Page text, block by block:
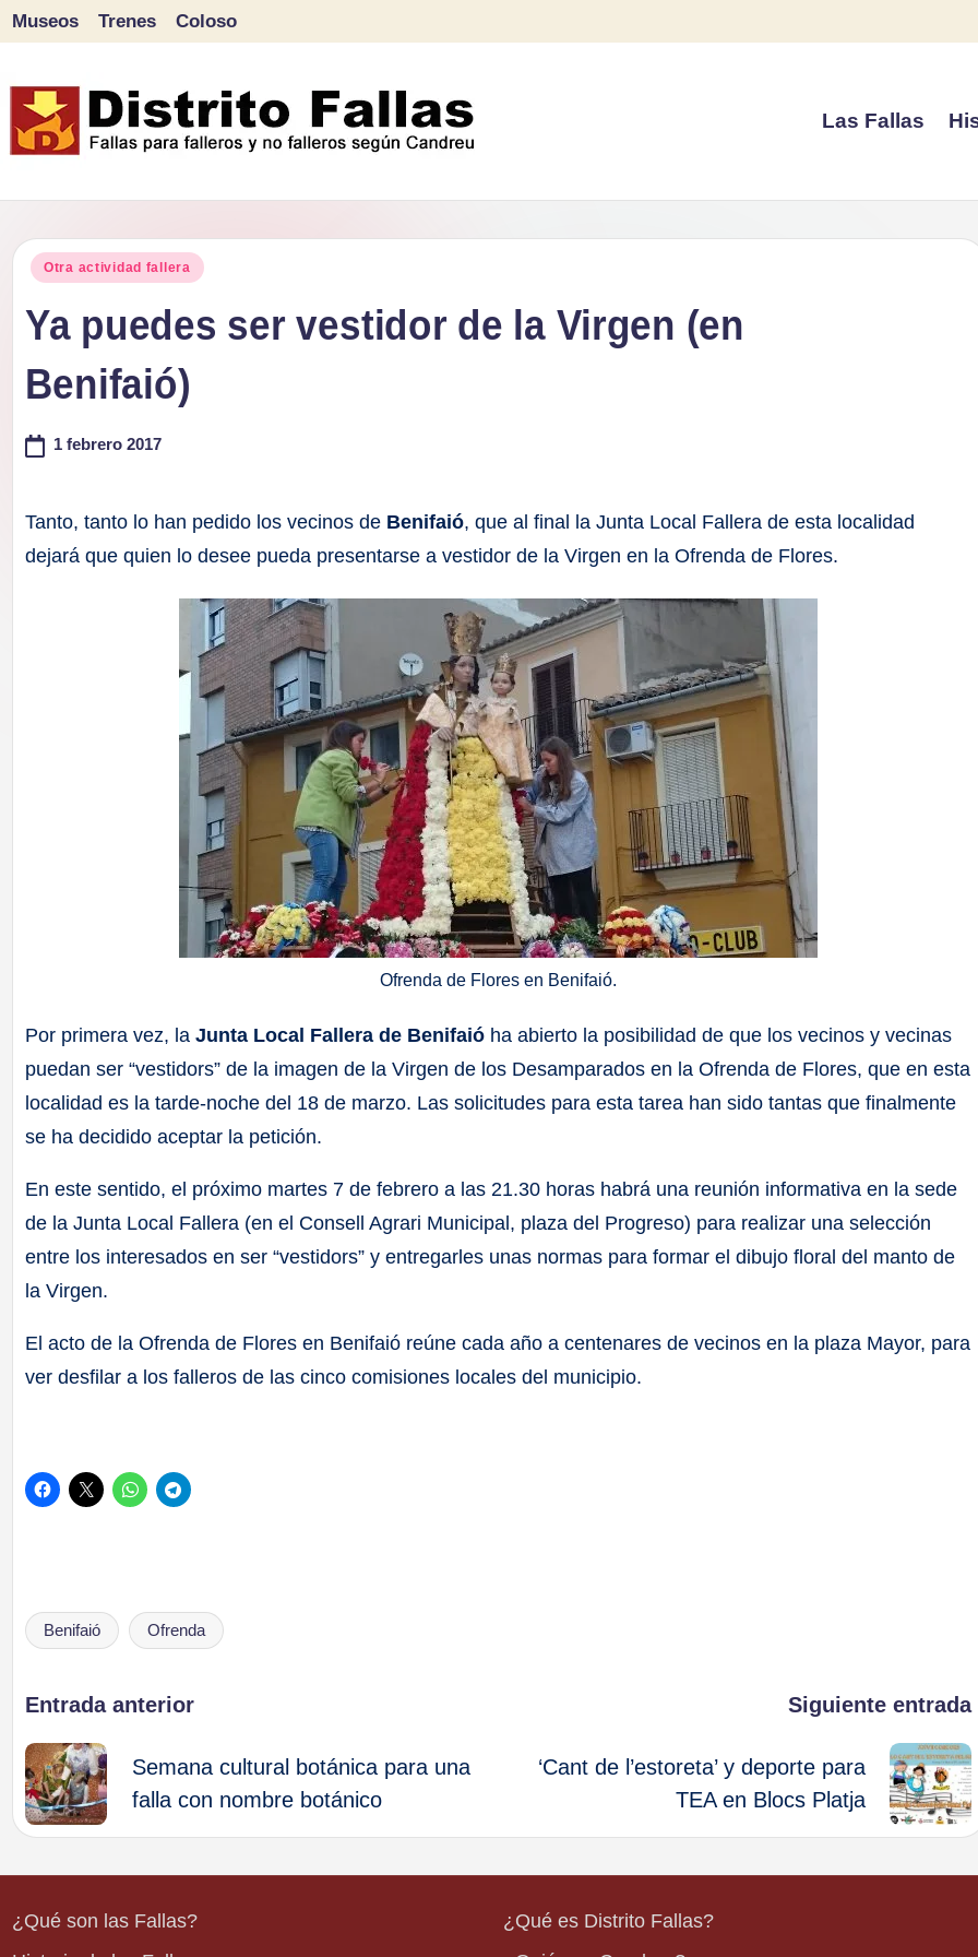
contenido
Museos Trenes Coloso
Las Fallas
Publicado
Otra actividad fallera
Ya puedes ser vestidor de la Virgen (en
Benifaió)
1 febrero 2017
Tanto, tanto lo han pedido los vecinos de Benifaió, que al final la Junta Local Fallera de esta localidad
dejará que quien lo desee pueda presentarse a vestidor de la Virgen en la Ofrenda de Flores.
Ofrenda de Flores en Benifaió.
Por primera vez, la Junta Local Fallera de Benifaió ha abierto la posibilidad de que los vecinos y vecinas
puedan ser “vestidors” de la imagen de la Virgen de los Desamparados en la Ofrenda de Flores, que en esta
localidad es la tarde-noche del 18 de marzo. Las solicitudes para esta tarea han sido tantas que finalmente
se ha decidido aceptar la petición.
En este sentido, el próximo martes 7 de febrero a las 21.30 horas habrá una reunión informativa en la sede
de la Junta Local Fallera (en el Consell Agrari Municipal, plaza del Progreso) para realizar una selección
entre los interesados en ser “vestidors” y entregarles unas normas para formar el dibujo floral del manto de
la Virgen.
El acto de la Ofrenda de Flores en Benifaió reúne cada año a centenares de vecinos en la plaza Mayor, para
ver desfilar a los falleros de las cinco comisiones locales del municipio.
Etiquetas:
Benifaió Ofrenda
Navegación
de
entradas
Entrada anterior
Semana cultural botánica para una
falla con nombre botánico
Siguiente entrada
‘Cant de l’estoreta’ y deporte para
TEA en Blocs Platja
¿Qué son las Fallas?
¿Qué es Distrito Fallas?